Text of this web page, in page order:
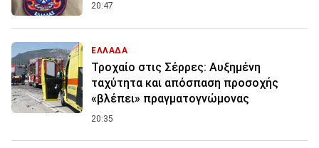
20:47
ΕΛΛΑΔΑ
Τροχαίο στις Σέρρες: Αυξημένη
ταχύτητα και απόσπαση προσοχής
«βλέπει» πραγματογνώμονας
20:35